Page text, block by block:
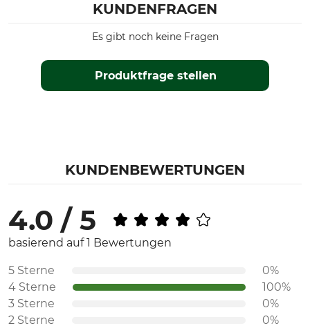
KUNDENFRAGEN
Produktfrage stellen
Es gibt noch keine Fragen
KUNDENBEWERTUNGEN
4.0 / 5
basierend auf 1 Bewertungen
5 Sterne
0%
4 Sterne
100%
3 Sterne
0%
2 Sterne
0%